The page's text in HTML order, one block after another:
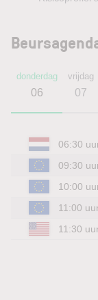
donderdag
06
vrijdag
07
06:30
09:30
10:00
11:00
11:30